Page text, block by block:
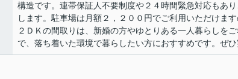
構造です。連帯保証人不要制度や２４時間緊急対応もあ
します。駐車場は月額２，２００円でご利用いただけま
２ＤＫの間取りは、新婚の方やゆとりある一人暮らしを
で、落ち着いた環境で暮らしたい方におすすめです。ぜ